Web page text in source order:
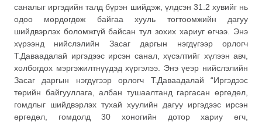
саналыг иргэдийн талд бүрэн шийдэж, үлдсэн 31.2 хувийг нь
одоо мөрдөгдөж байгаа хууль тогтоомжийн дагуу
шийдвэрлэх боломжгүй байсан тул зохих хариуг өгчээ. Энэ
хүрээнд нийслэлийн Засаг даргын нэгдүгээр орлогч
Т.Даваадалай иргэдээс ирсэн санал, хүсэлтийг хүлээн авч,
холбогдох мэргэжилтнүүдэд хүргэлээ. Энэ үеэр нийслэлийн
Засаг даргын нэгдүгээр орлогч Т.Даваадалай “Иргэдээс
төрийн байгууллага, албан тушаалтанд гаргасан өргөдөл,
гомдлыг шийдвэрлэх тухай хуулийн дагуу иргэдээс ирсэн
өргөдөл, гомдолд 30 хоногийн дотор хариу өгч,